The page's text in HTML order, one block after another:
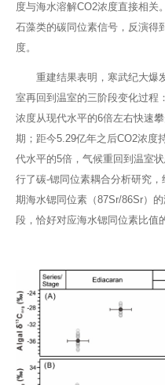
度与海水溶解CO2浓度直接相关
石藻类的碳同位素信号，反演得
度。
重建结果表明，寒武纪大爆
室再回到温室的三阶段变化过程
浓度从现代水平的6倍左右快速
期；距今5.29亿年之后CO2浓度
代水平的5倍，气候重回到温室
行了碳-锶同位素耦合分析研究
期海水锶同位素（87Sr/86Sr）
段，恰好对应海水锶同位素比值